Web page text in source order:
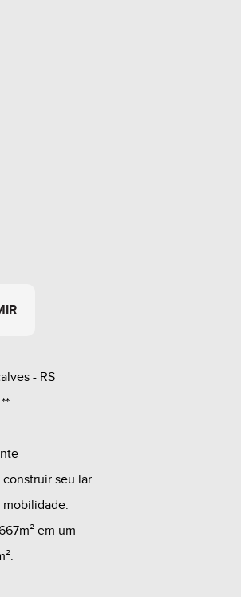
- RS
seu lar
mobilidade.
em um